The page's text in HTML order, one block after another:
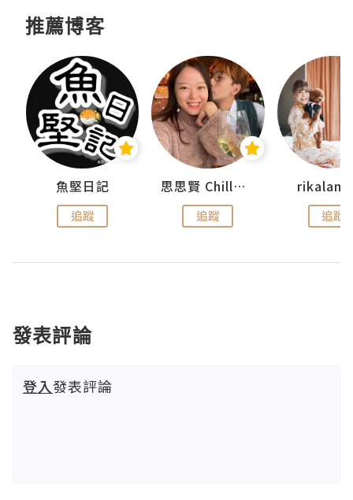
推薦博客
魚堅日記
追蹤
思思賢 ChillMyBabe
追蹤 追蹤
發表評論
登入發表評論